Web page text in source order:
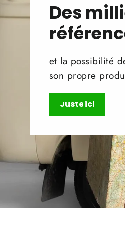
Des
et la possibilité
son propre
Juste ici